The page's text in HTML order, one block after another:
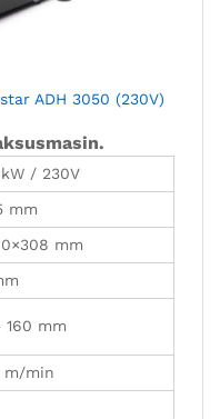
ADH 3050 (230V)
kW / 230V
mm
mm
160 mm
m/min